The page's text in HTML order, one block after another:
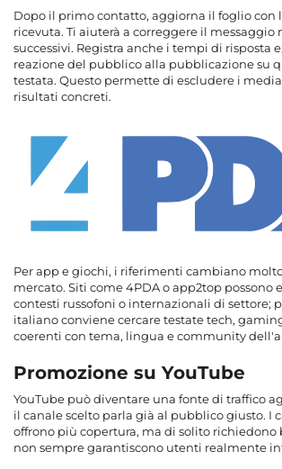
Dopo il primo contatto, aggiorna il foglio con
ricevuta. Ti aiuterà a correggere il messaggio
successivi. Registra anche i tempi di risposta
reazione del pubblico alla pubblicazione su
testata. Questo permette di escludere i
risultati concreti.
Per app e giochi, i riferimenti cambiano
mercato. Siti come 4PDA o app2top possono
contesti russofoni o internazionali di settore;
italiano conviene cercare testate tech,
coerenti con tema, lingua e community
Promozione su YouTube
YouTube può diventare una fonte di traffico
il canale scelto parla già al pubblico giusto. I
offrono più copertura, ma di solito
non sempre garantiscono utenti realmente